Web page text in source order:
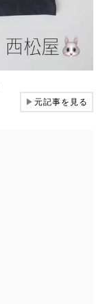
▶元記事を見る